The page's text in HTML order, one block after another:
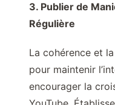
3. Publier de
Régulière
La cohérence et
pour maintenir
encourager la